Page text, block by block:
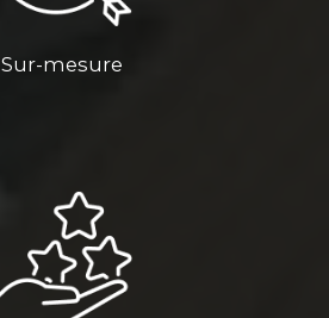
Sur-mesure